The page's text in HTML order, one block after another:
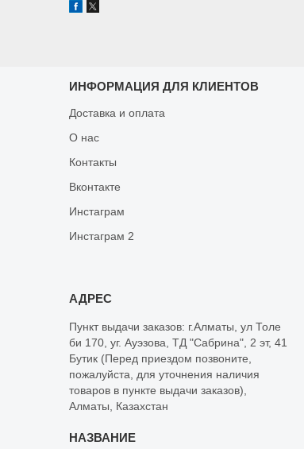
ИНФОРМАЦИЯ ДЛЯ КЛИЕНТОВ
Доставка и оплата
О нас
Контакты
Вконтакте
Инстаграм
Инстаграм 2
Пункт выдачи заказов: г.Алматы, ул Толе
би 170, уг. Ауэзова, ТД "Сабрина", 2 эт, 41
Бутик (Перед приездом позвоните,
пожалуйста, для уточнения наличия
товаров в пункте выдачи заказов),
Алматы, Казахстан